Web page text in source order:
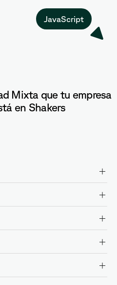
JavaScript
Mixta que tu empresa
en Shakers